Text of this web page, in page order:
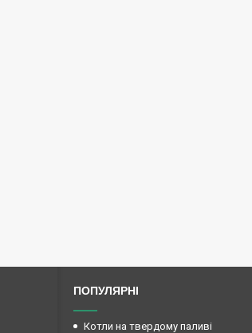
ПОПУЛЯРНІ
Котли на твердому паливі